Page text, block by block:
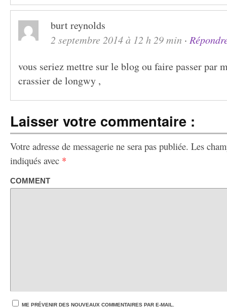
burt reynolds
2 septembre 2014 à 12 h 29 min ·
vous seriez mettre sur le blog ou faire passer par
crassier de longwy ,
Laisser votre commentaire :
Votre adresse de messagerie ne sera pas publiée. Les
indiqués avec *
COMMENT
ME PRÉVENIR DES NOUVEAUX COMMENTAIRES PAR E-MAIL.